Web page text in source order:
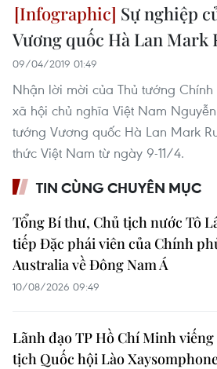
Sự nghiệp
Vương quốc Hà Lan Mark
09/04/2019 01:49
Nhận lời mời của Thủ tướng
xã hội chủ nghĩa Việt Nam Nguyễn
tướng Vương quốc Hà Lan Mark
thức Việt Nam từ ngày 9-11/4.
TIN CÙNG CHUYÊN MỤC
Tổng Bí thư, Chủ tịch nước Tô
tiếp Đặc phái viên của Chính
Australia về Đông Nam Á
10/08/2026 09:49
Lãnh đạo TP Hồ Chí Minh viếng
tịch Quốc hội Lào